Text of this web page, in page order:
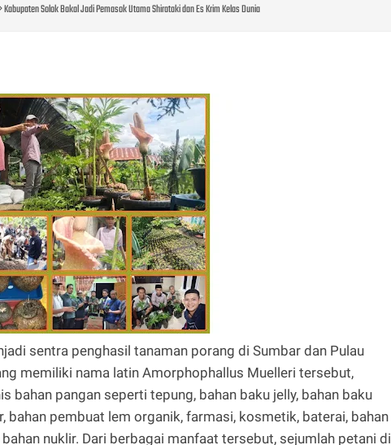
Kabupaten Solok Bakal Jadi Pemasok Utama Shirataki dan Es Krim Kelas Dunia
sentra penghasil tanaman porang di Sumbar dan Pulau
memiliki nama latin Amorphophallus Muelleri tersebut,
bahan pangan seperti tepung, bahan baku jelly, bahan baku
bahan pembuat lem organik, farmasi, kosmetik, baterai, bahan
nuklir. Dari berbagai manfaat tersebut, sejumlah petani di